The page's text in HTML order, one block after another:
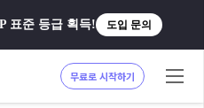
표준 등급 획득! 도입 문의
무료로 시작하기